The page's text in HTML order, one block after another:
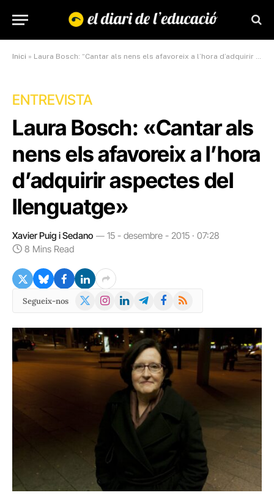
Inici » Laura Bosch: “Cantar als nens els afavoreix a l’hora d’adquirir aspectes del llenguatge”
ENTREVISTA
Laura Bosch: «Cantar als
nens els afavoreix a l’hora
d’adquirir aspectes del
llenguatge»
Xavier Puig i Sedano
15 - desembre - 2015 · 07:28
8 Mins Read
Segueix-nos
X
Instagram
LinkedInTelegramFacebook
RSS